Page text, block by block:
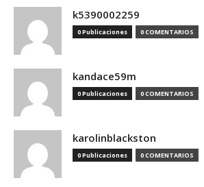
k5390002259
0 Publicaciones 0 COMENTARIOS
kandace59m
0 Publicaciones 0 COMENTARIOS
karolinblackston
0 Publicaciones 0 COMENTARIOS